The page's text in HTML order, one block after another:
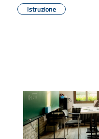
Istruzione